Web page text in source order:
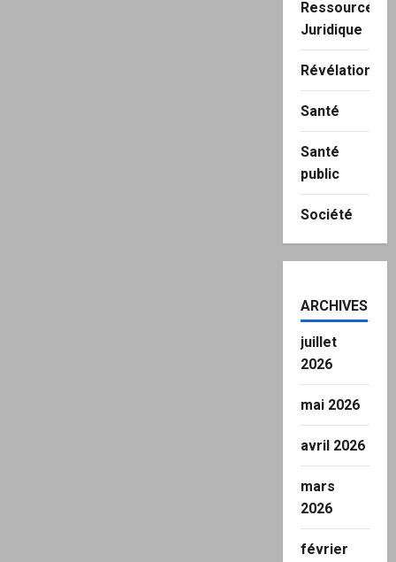
Ressource
Juridique
Révélation
Santé
Santé
public
Société
ARCHIVES
juillet
2026
mai 2026
avril 2026
mars
2026
février